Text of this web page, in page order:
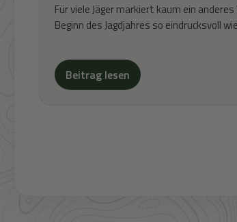
Für viele Jäger markiert kaum ein
Beginn des Jagdjahres so eindrucksvoll
Beitrag lesen